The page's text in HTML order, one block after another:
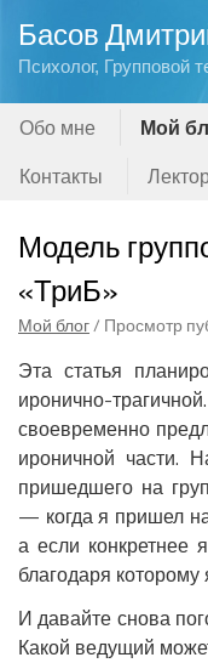
Басов
Психолог, Групповой
Обо мне Мой
Контакты
Модель
«ТриБ»
Мой блог/ Просмотр
Эта статья
иронично-
своевременно
ироничной части.
пришедшего на
— когда я пришел
а если конкретнее
благодаря которому
И давайте снова
Какой ведущий